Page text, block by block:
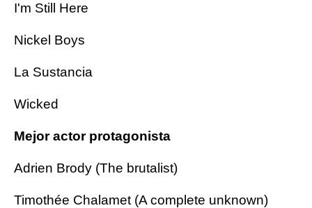
I'm Still Here
Nickel Boys
La Sustancia
Wicked
Mejor actor protagonista
Adrien Brody (The brutalist)
Timothée Chalamet (A complete unknown)